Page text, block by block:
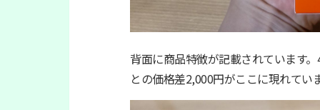
背面に商品特徴が記載されています
との価格差2,000円がここに現れてい